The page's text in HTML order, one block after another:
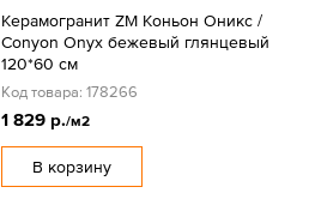
Керамогранит ZM Коньон Оникс /
Conyon Onyx бежевый глянцевый
120*60 см
Код товара: 178266
1 829 р./м2
В корзину